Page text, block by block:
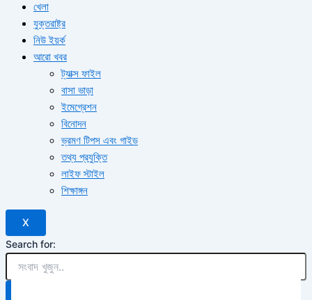
খেলা
যুক্তরাষ্ট্র
নিউ ইয়র্ক
আরো খবর
ট্যাক্স ফাইল
বাসা ভাড়া
ইমেগ্রেশন
বিনোদন
ভ্রমণ টিপস এবং গাইড
তথ্য প্রযুক্তি
লাইফ স্টাইল
শিক্ষাঙ্গন
X
Search for: